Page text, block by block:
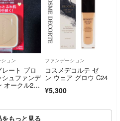
ョン
ート プロ
シュファンデ
オークル2
ファンデーション
コスメデコルテ ゼ
ン ウェア グロウ C24
¥5,300
もっと見る